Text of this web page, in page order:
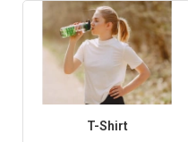
T-Shirt